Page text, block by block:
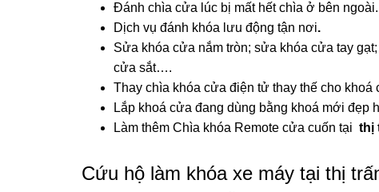
Đánh chìa cửa lúc bị mất hết chìa ở bên ngoài.
Dịch vụ đánh khóa lưu động tận nơi.
Sửa khóa cửa nắm tròn; sửa khóa cửa tay
cửa sắt….
Thay chìa khóa cửa điện tử thay thế cho khoá
Lắp khoá cửa đang dùng bằng khoá mới đẹp
Làm thêm Chìa khóa Remote cửa cuốn tại thị
Cứu hộ làm khóa xe máy tại thị